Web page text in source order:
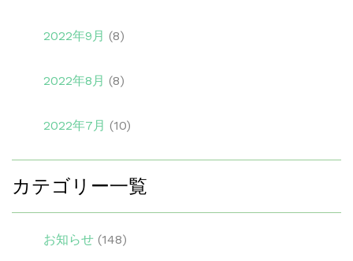
2022年9月 (8)
2022年8月 (8)
2022年7月 (10)
カテゴリー一覧
お知らせ (148)